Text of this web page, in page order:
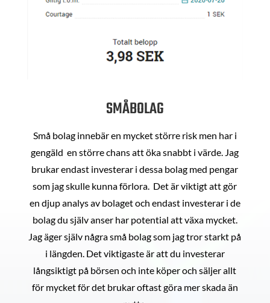
SMÅBOLAG
Små bolag innebär en mycket större risk men har i
gengäld en större chans att öka snabbt i värde. Jag
brukar endast investerar i dessa bolag med pengar
som jag skulle kunna förlora. Det är viktigt att gör
en djup analys av bolaget och endast investerar i de
bolag du själv anser har potential att växa mycket.
Jag äger själv några små bolag som jag tror starkt på
i längden. Det viktigaste är att du investerar
långsiktigt på börsen och inte köper och säljer allt
för mycket för det brukar oftast göra mer skada än